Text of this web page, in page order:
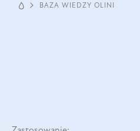
BAZA WIEDZY OLINI